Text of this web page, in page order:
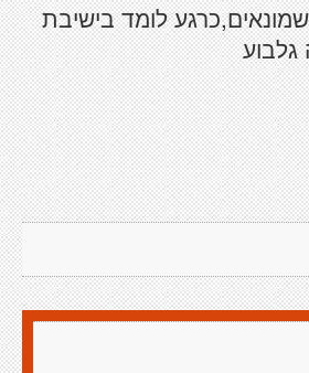
בחשמונאים,כרגע לומד בישיבת
גלבוע